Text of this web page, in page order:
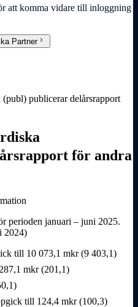
att komma vidare till inloggning
Partnerchevron_right
publicerar delårsrapport
för andra
perioden januari – juni 2025.
2024)
till 10 073,1 mkr (9 403,1)
mkr (201,1)
till 124,4 mkr (100,3)